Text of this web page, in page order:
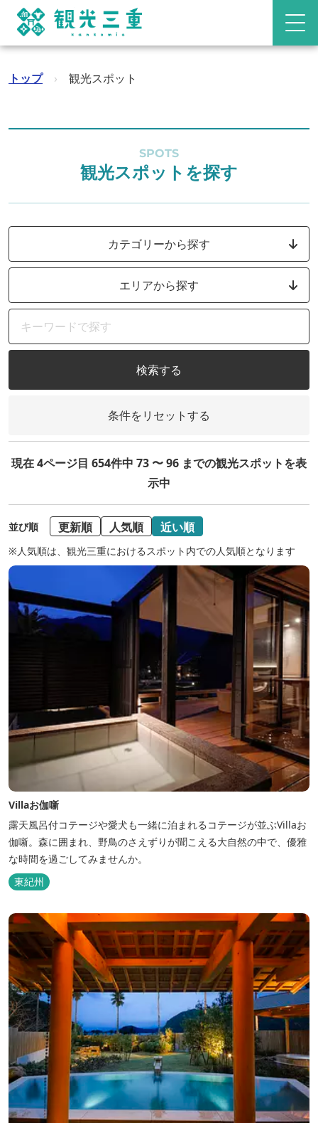
トップ › 観光スポット
SPOTS
観光スポットを探す
カテゴリーから探す
エリアから探す
検索する
条件をリセットする
現在 4ページ目 654件中 73 〜 96 までの観光スポットを表
示中
並び順 更新順 人気順 近い順
※人気順は、観光三重におけるスポット内での人気順となります
Villaお伽噺
露天風呂付コテージや愛犬も一緒に泊まれるコテージが並ぶVillaお
伽噺。森に囲まれ、野鳥のさえずりが聞こえる大自然の中で、優雅
な時間を過ごしてみませんか。
東紀州